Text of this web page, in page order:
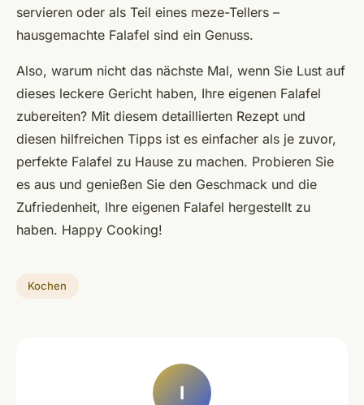
servieren oder als Teil eines meze-Tellers –
hausgemachte Falafel sind ein Genuss.
Also, warum nicht das nächste Mal, wenn Sie Lust auf
dieses leckere Gericht haben, Ihre eigenen Falafel
zubereiten? Mit diesem detaillierten Rezept und
diesen hilfreichen Tipps ist es einfacher als je zuvor,
perfekte Falafel zu Hause zu machen. Probieren Sie
es aus und genießen Sie den Geschmack und die
Zufriedenheit, Ihre eigenen Falafel hergestellt zu
haben. Happy Cooking!
Kochen
I